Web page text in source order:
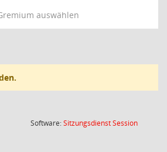
auswählen
Software:SitzungsdienstSession(Wird in